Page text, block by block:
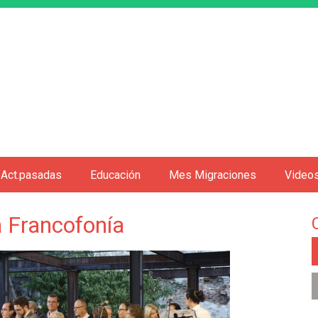
Francofonía
Act.pasadas Educación Mes Migraciones